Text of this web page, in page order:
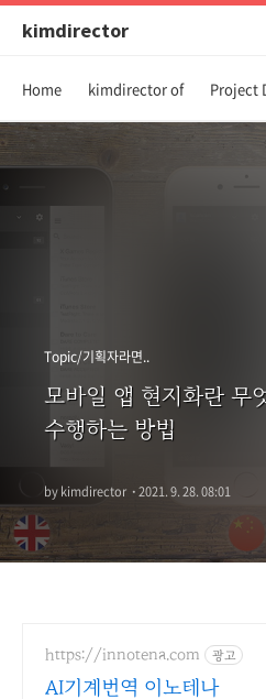
kimdirector
Home kimdirector of Project
Topic/기획자라면..
모바일 앱 현지화란 무
수행하는 방법
by kimdirector ·2021. 9. 28. 08:01
https://innotena.com 광고
AI기계번역 이노테나